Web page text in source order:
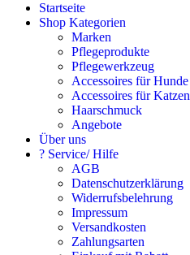
Startseite
Shop Kategorien
Marken
Pflegeprodukte
Pflegewerkzeug
Accessoires für Hunde
Accessoires für Katzen
Haarschmuck
Angebote
Über uns
? Service/ Hilfe
AGB
Datenschutzerklärung
Widerrufsbelehrung
Impressum
Versandkosten
Zahlungsarten